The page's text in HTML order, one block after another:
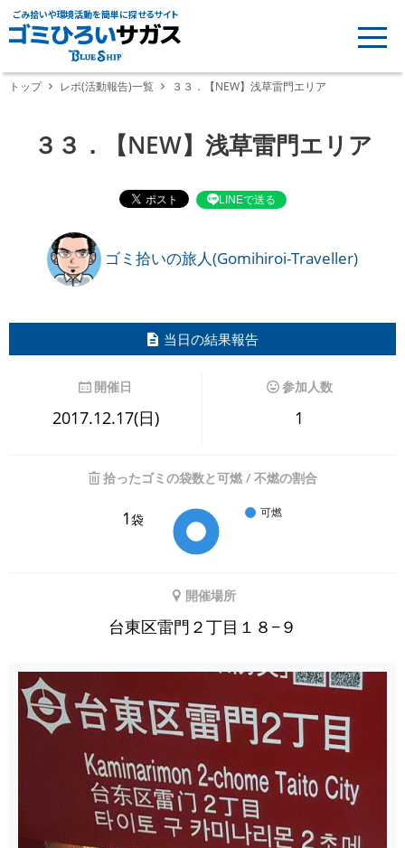
ごみ拾いや環境活動を簡単に探せるサイト
トップ レポ(活動報告)一覧 ３３．【NEW】浅草雷門エリア
３３．【NEW】浅草雷門エリア
LINEで送る
ゴミ拾いの旅人(Gomihiroi-Traveller)
当日の結果報告
開催日
2017.12.17(日)
参加人数
1
拾ったゴミの袋数と可燃 / 不燃の割合
1袋 可燃
開催場所
台東区雷門２丁目１８−９